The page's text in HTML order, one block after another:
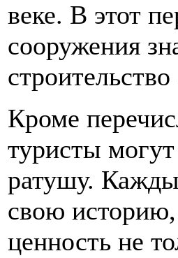
веке. В этот
сооружения
Кроме
туристы
ратушу.
свою
ценность не